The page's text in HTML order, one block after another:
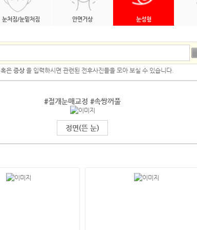
눈처짐/눈밑처짐 안면거상 눈성형
혹은 증상을 입력하시면 관련된 전후사진들을 모아 보실 수 있습니다.
#절개눈매교정 #속쌍꺼풀
정면(뜬 눈)